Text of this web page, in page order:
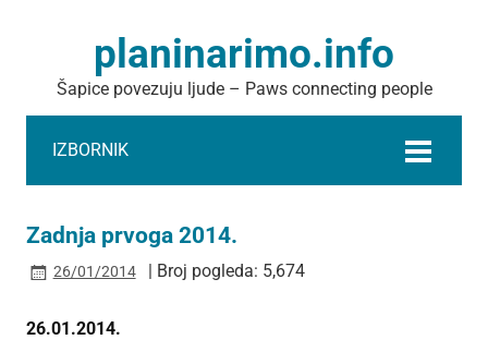
planinarimo.info
Šapice povezuju ljude – Paws connecting people
IZBORNIK
Zadnja prvoga 2014.
26/01/2014 | Broj pogleda: 5,674
26.01.2014.